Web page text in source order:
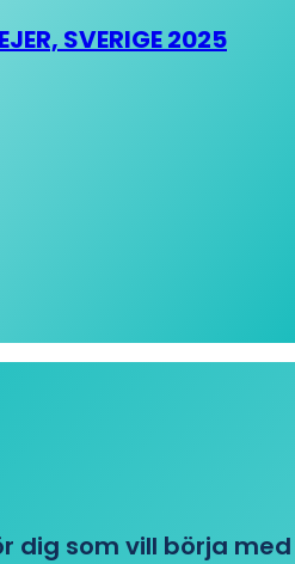
SVERIGE 2025
som vill börja